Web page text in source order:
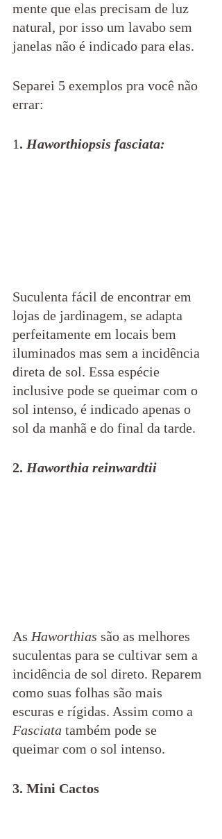
mente que elas precisam de luz
natural, por isso um lavabo sem
janelas não é indicado para elas.
Separei 5 exemplos pra você não
errar:
1. Haworthiopsis fasciata:
Suculenta fácil de encontrar em
lojas de jardinagem, se adapta
perfeitamente em locais bem
iluminados mas sem a incidência
direta de sol. Essa espécie
inclusive pode se queimar com o
sol intenso, é indicado apenas o
sol da manhã e do final da tarde.
2. Haworthia reinwardtii
As Haworthias são as melhores
suculentas para se cultivar sem a
incidência de sol direto. Reparem
como suas folhas são mais
escuras e rígidas. Assim como a
Fasciata também pode se
queimar com o sol intenso.
3. Mini Cactos